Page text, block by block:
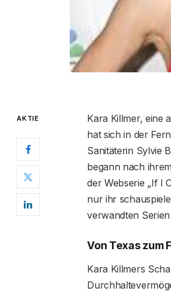
AKTIE
Kara Killmer, eine
hat sich in der
Sanitäterin Sylvie
begann nach
der Webserie „If I
nur ihr
verwandten Serien
Von Texas zum
Kara Killmers